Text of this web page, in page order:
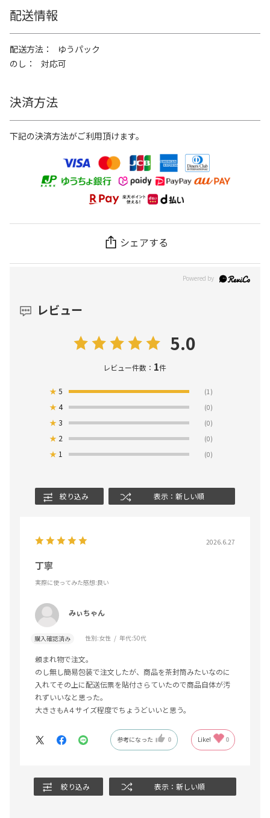
配送情報
配送方法
ゆうパック
のし
対応可
決済方法
下記の決済方法がご利用頂けます。
シェアする
レビュー
5.0
レビュー件数： 1件
★5 (1)
★4 (0)
★3 (0)
★ 2 (0)
★ 1 (0)
絞り込み 表示：新しい順
2026.6.27
丁寧
実際に使ってみた感想:良い
みぃちゃん
購入確認済み 性別:女性 年代:50代
頼まれ物で注文。
のし無し簡易包装で注文したが、商品を茶封筒みたいなのに
入れてその上に配送伝票を貼付さらていたので商品自体が汚
れずいいなと思った。
大きさもA４サイズ程度でちょうどいいと思う。
参考になった 0 Like! 0
絞り込み 表示：新しい順